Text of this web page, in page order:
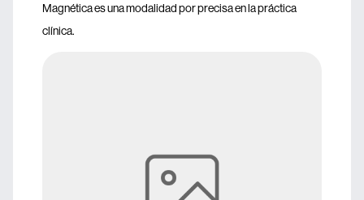
Magnética es una modalidad por precisa en la práctica
clínica.